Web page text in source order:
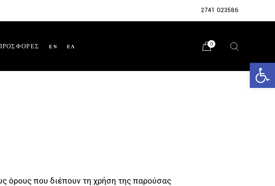
2741 023586
EN ΕΛ 0
όρους που διέπουν τη χρήση της παρούσας